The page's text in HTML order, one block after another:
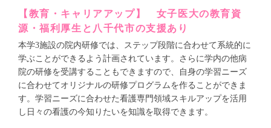
【教育・キャリアアップ】 女子医大の教育資
源・福利厚生と八千代市の支援あり
本学3施設の院内研修では、ステップ段階に合わせて系統的に
学ぶことができるよう計画されています。さらに学内の他病
院の研修を受講することもできますので、自身の学習ニーズ
に合わせてオリジナルの研修プログラムを作ることができま
す。学習ニーズに合わせた看護専門領域スキルアップを活用
し日々の看護の今知りたいを知識を取得できます。